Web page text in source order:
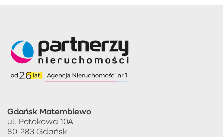
Gdańsk Matemblewo
ul. Potokowa 10A
80-283 Gdańsk